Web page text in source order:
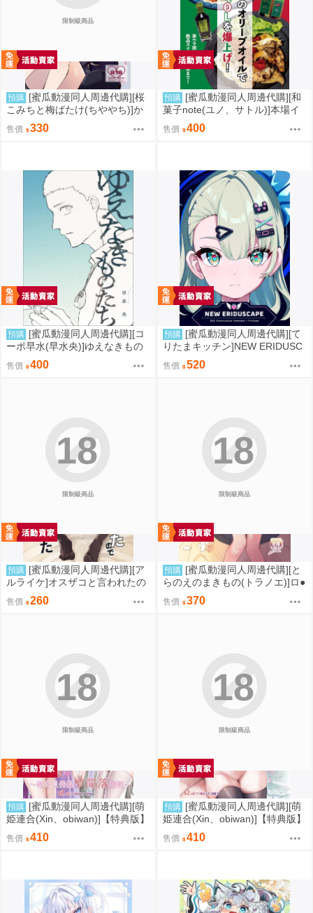
限制級商品
預購 [蜜瓜動漫同人周邊代購][桜
こみちと梅ばたけ(ちややち)]か
わいいふたりがいちゃあま×××し
てるだけのはなし(同人誌)
售價 330
預購 [蜜瓜動漫同人周邊代購][和
菓子note(ユノ、サトル)]本場イ
タリアのオリーブオイルで自宅
ご飯のQOLを爆上げ!(同人誌)
售價 400
預購 [蜜瓜動漫同人周邊代購][コ
ーポ早水(早水央)]ゆえなきもの
たち(同人誌)
售價 400
預購 [蜜瓜動漫同人周邊代購][て
りたまキッチン]NEW ERIDUSC
APE(絕區零)(同人誌)
售價 520
限制級商品
18
預購 [蜜瓜動漫同人周邊代購][ア
ルライケ]オスザコと言われたの
で俺の本気でわからせてみた(同
人誌)
售價 260
限制級商品
18
預購 [蜜瓜動漫同人周邊代購][と
らのえのまきもの(トラノエ)]ロ●
巨乳お嬢様藤宮あいりの華麗な
るおねだり(同人誌)
售價 370
限制級商品
18
預購 [蜜瓜動漫同人周邊代購][萌
姫連合(Xin、obiwan)]【特典版】
カーニバル44-混浴地獄4 ～覗き
見傀儡の陥落裁判～(崩壞：星穹
售價 410
限制級商品
18
預購 [蜜瓜動漫同人周邊代購][萌
姫連合(Xin、obiwan)]【特典版】
カーニバル43-混浴地獄3 ～幻月
遊儀の性転換裁判～(崩壞：星穹
售價 410